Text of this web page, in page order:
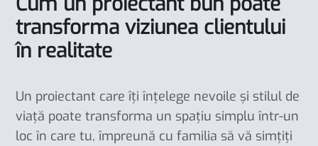
transforma viziunea clientului
în realitate
Un proiectant care îți înțelege nevoile și stilul de
viață poate transforma un spațiu simplu într-un
loc în care tu, împreună cu familia să vă simțiți